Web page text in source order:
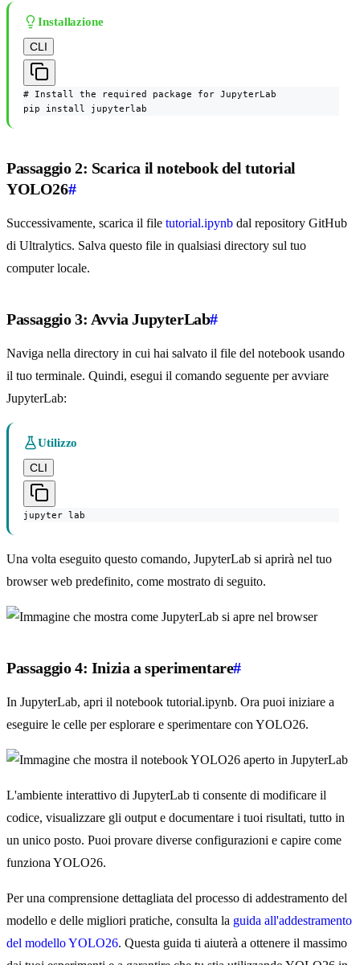
Installazione
CLI
# Install the required package for JupyterLab
pip install jupyterlab
Passaggio 2: Scarica il notebook del tutorial
YOLO26#
Successivamente, scarica il file tutorial.ipynb dal repository GitHub
di Ultralytics. Salva questo file in qualsiasi directory sul tuo
computer locale.
Passaggio 3: Avvia JupyterLab#
Naviga nella directory in cui hai salvato il file del notebook usando
il tuo terminale. Quindi, esegui il comando seguente per avviare
JupyterLab:
Utilizzo
CLI
jupyter lab
Una volta eseguito questo comando, JupyterLab si aprirà nel tuo
browser web predefinito, come mostrato di seguito.
Passaggio 4: Inizia a sperimentare#
In JupyterLab, apri il notebook tutorial.ipynb. Ora puoi iniziare a
eseguire le celle per esplorare e sperimentare con YOLO26.
L'ambiente interattivo di JupyterLab ti consente di modificare il
codice, visualizzare gli output e documentare i tuoi risultati, tutto in
un unico posto. Puoi provare diverse configurazioni e capire come
funziona YOLO26.
Per una comprensione dettagliata del processo di addestramento del
modello e delle migliori pratiche, consulta la guida all'addestramento
del modello YOLO26. Questa guida ti aiuterà a ottenere il massimo